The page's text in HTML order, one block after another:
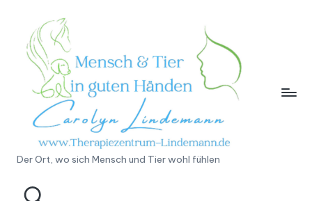
Der Ort, wo sich Mensch und Tier wohl fühlen